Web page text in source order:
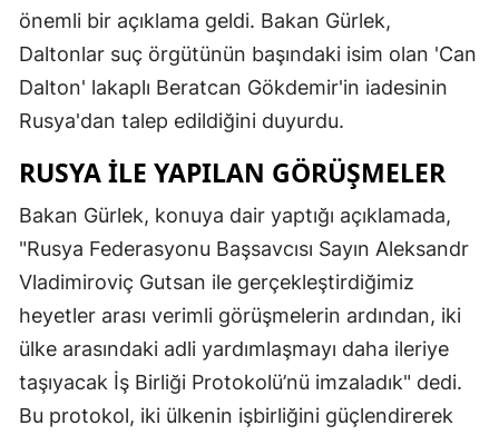
önemli bir açıklama geldi. Bakan Gürlek,
Daltonlar suç örgütünün başındaki isim olan 'Can
Dalton' lakaplı Beratcan Gökdemir'in iadesinin
Rusya'dan talep edildiğini duyurdu.
RUSYA ILE YAPILAN GÖRÜŞMELER
Bakan Gürlek, konuya dair yaptığı açıklamada,
"Rusya Federasyonu Başsavcısı Sayın Aleksandr
Vladimiroviç Gutsan ile gerçekleştirdiğimiz
heyetler arası verimli görüşmelerin ardından, iki
ülke arasındaki adli yardımlaşmayı daha ileriye
taşıyacak İş Birliği Protokolü’nü imzaladık" dedi.
Bu protokol, iki ülkenin işbirliğini güçlendirerek